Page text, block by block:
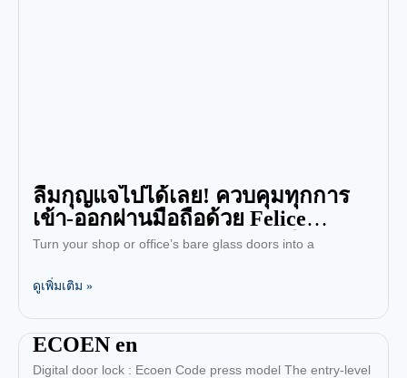
ลืมกุญแจไปได้เลย! ควบคุมทุกการ
เข้า-ออกผ่านมือถือด้วย Felice
Digital Door Lock รุ่นแอปพลิเคชัน
Turn your shop or office’s bare glass doors into a
ดูเพิ่มเติม »
ECOEN en
Digital door lock : Ecoen Code press model The entry-level